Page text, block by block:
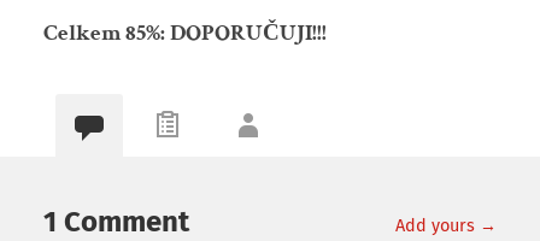
Celkem 85%: DOPORUČUJI!!!
1 Comment Add yours →